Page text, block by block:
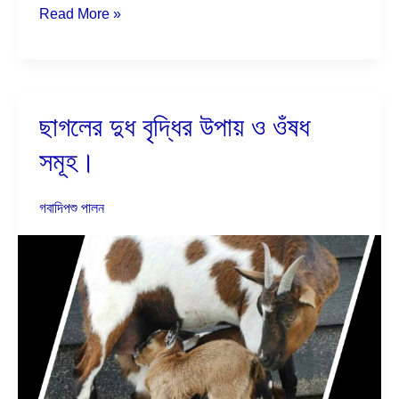
Read More »
ছাগলের দুধ বৃদ্ধির উপায় ও ওঁষধ
সমূহ।
গবাদিপশু পালন
ছাগলের
বৃদ্ধির
উপায়